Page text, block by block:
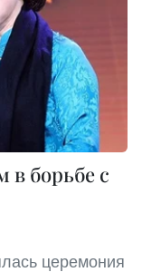
борьбе с
церемония